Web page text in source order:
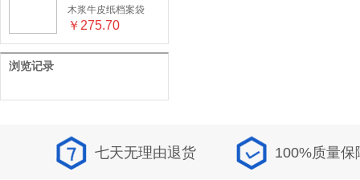
木浆牛皮纸档案袋
10只/包 20包/箱
￥ 275.70
浏览记录
七天无理由退货 100%质量保